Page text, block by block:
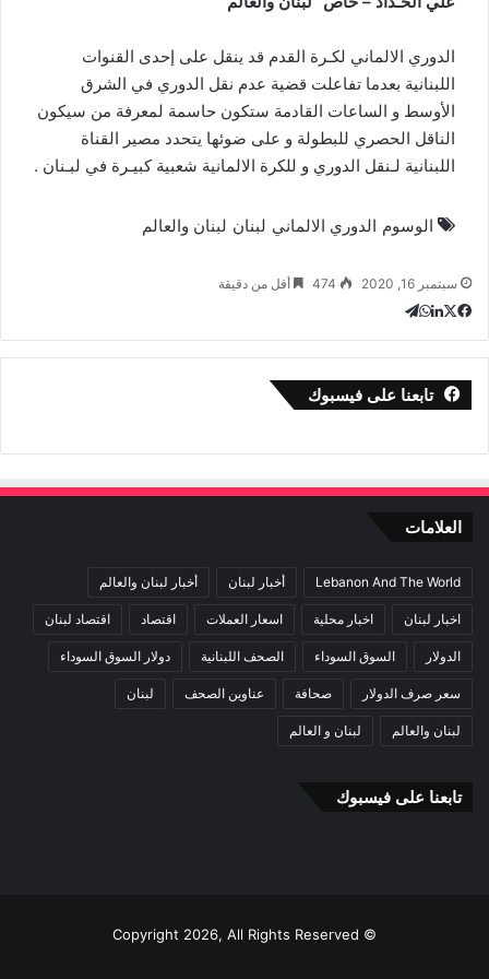
ب
ك
ك
ن
س
ب
ق
م
الدوري الالماني لكـرة القدم قد ينقل على إحدى القنوات
اللبنانية بعدما تفاعلت قضية عدم نقل الدوري في الشرق
الأوسط و الساعات القادمة ستكون حاسمة لمعرفة من سيكون
الناقل الحصري للبطولة و على ضوئها يتحدد مصير القناة
اللبنانية لـنقل الدوري و للكرة الالمانية شعبية كبيـرة في لبـنان .
الوسوم الدوري الالماني لبنان لبنان والعالم
سبتمبر 16, 2020 474 أقل من دقيقة
ي
س
ب
و
Xي
ن
ك
د
ن
ا
ت
س
ا
ي
ل
ق
ر
م
تابعنا على فيسبوك
العلامات
Lebanon And The World أخبار لبنان أخبار لبنان والعالم
اخبار لبنان اخبار محلية اسعار العملات اقتصاد اقتصاد لبنان
الدولار السوق السوداء الصحف اللبنانية دولار السوق السوداء
سعر صرف الدولار صحافة عناوين الصحف لبنان
لبنان والعالم لبنان و العالم
تابعنا على فيسبوك
© Copyright 2026, All Rights Reserved